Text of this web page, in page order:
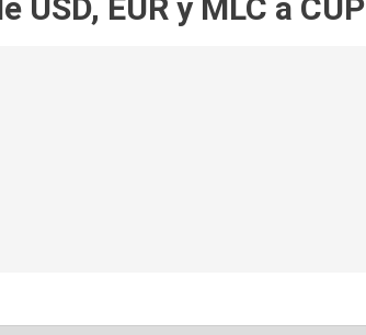
Paracaídas”:
Cubano
USD, EUR y MLC a CUP